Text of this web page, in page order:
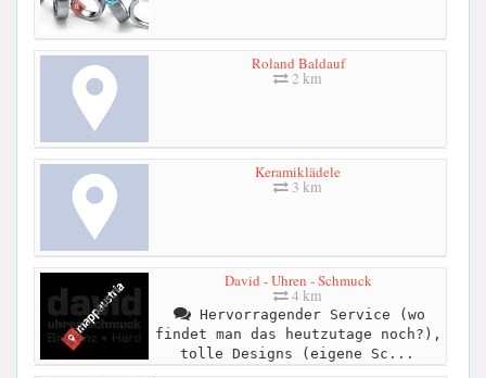
Roland Baldauf
2 km
Keramiklädele
3 km
David - Uhren - Schmuck
4 km
Hervorragender Service (wo
findet man das heutzutage noch?),
tolle Designs (eigene Sc...